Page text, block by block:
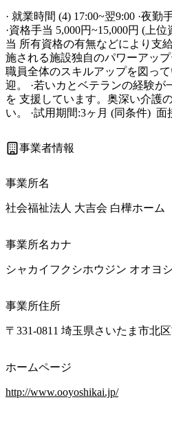
· 就業時間 (4) 17:00~翌9:00 ·夜勤
·資格手当 5,000円~15,000円 (上
当 所有資格の有無などにより支
施される施設独自のパワーアッ
職員全体のスキルアップを図っ
迎。 ·若いカとベテランの経験が
を 支援しています。奥深い介護
い。 ·試用期間:3ヶ月 (同条件)  面
事業者情報
事業所名
社会福祉法人 大吉会 白樺ホーム
事業所名カナ
シャカイフクシホウジン オオヨ
事業所住所
〒331-0811 埼玉県さいたま市北
ホームページ
http://www.ooyoshikai.jp/